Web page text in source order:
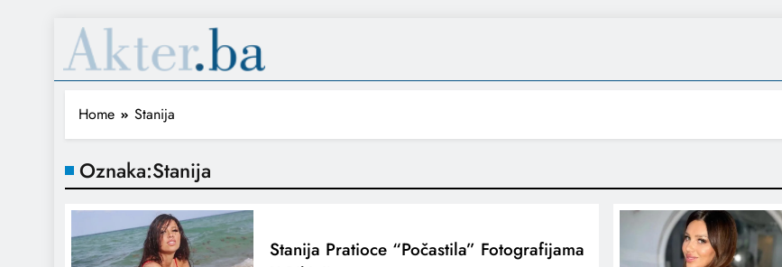
Home Stanija
Oznaka:Stanija
Stanija Pratioce “počastila” Fotografijama